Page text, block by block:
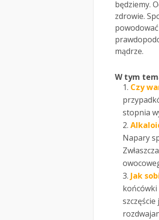
będziemy.
zdrowie.
mądrze.
W tym
Czy
stopnia
Napary
Jak
końcówki